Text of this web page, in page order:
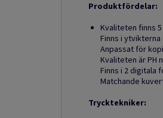
Produktfördelar:
Kvaliteten finns
Finns i ytvikterna
Anpassat för
Kvaliteten är PH
Finns i 2 digitala
Matchande
Trycktekniker: